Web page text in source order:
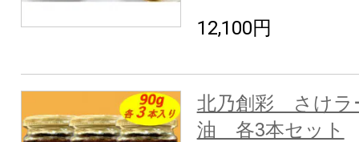
12,100円
北乃創彩 さけラ
油 各3本セット